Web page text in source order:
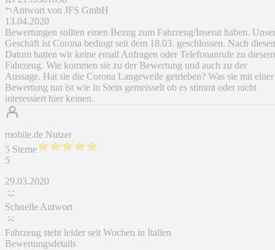
Antwort von JFS GmbH
13.04.2020
Bewertungen sollten einen Bezug zum Fahrzeug/Inserat haben. Unser
Geschäft ist Corona bedingt seit dem 18.03. geschlossen. Nach
Datum hatten wir keine email Anfragen oder Telefonanrufe zu diesem
Fahrzeug. Wie kommen sie zu der Bewertung und auch zu der
Aussage. Hat sie die Corona Langeweile getrieben? Was sie mit einer
Bewertung tun ist wie in Stein gemeisselt ob es stimmt oder nicht
interessiert hier keinen.
mobile.de Nutzer
5 Sterne
5
29.03.2020
Schnelle Antwort
Fahrzeug steht leider seit Wochen in Italien
Bewertungsdetails